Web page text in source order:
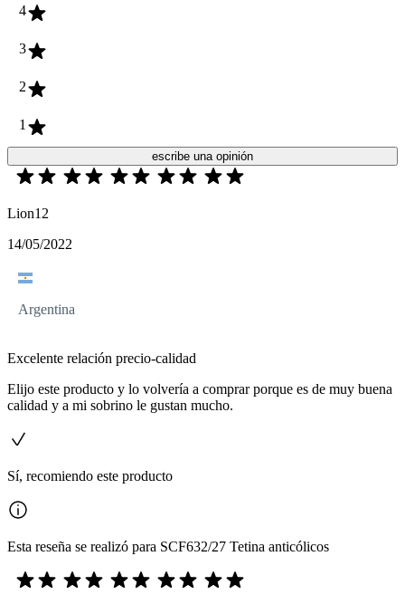
4
3
2
1
escribe una opinión
Lion12
14/05/2022
Argentina
Excelente relación precio-calidad
Elijo este producto y lo volvería a comprar porque es de muy buena
calidad y a mi sobrino le gustan mucho.
Sí, recomiendo este producto
Esta reseña se realizó para SCF632/27 Tetina anticólicos